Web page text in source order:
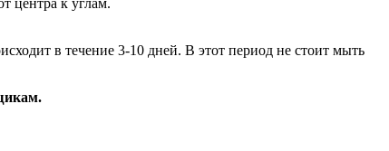
в течение 3-10 дней. В этот период не стоит мыть